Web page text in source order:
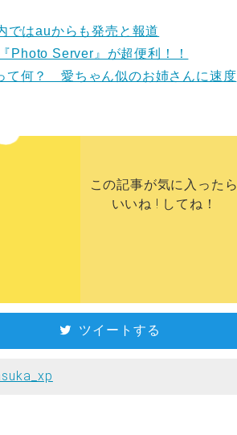
はauからも発売と報道
Photo Server』が超便利！！
て何？ 愛ちゃん似のお姉さんに速度
この記事が気に入ったら
いいね ! してね！
ツイートする